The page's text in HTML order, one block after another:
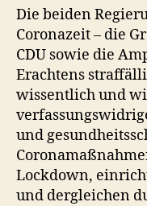
Die beiden
Coronazeit – die
CDU sowie die
Erachtens
wissentlich und
und
Lockdown,
und dergleichen